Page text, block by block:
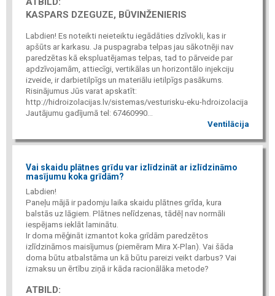
KASPARS DZEGUZE, BŪVINŽENIERIS
Labdien! Es noteikti neieteiktu iegādāties dzīvokli, kas ir
apšūts ar karkasu. Ja puspagraba telpas jau sākotnēji nav
paredzētas kā ekspluatējamas telpas, tad to pārveide par
apdzīvojamām, attiecīgi, vertikālas un horizontālo injekciju
izveide, ir darbietilpīgs un materiālu ietilpīgs pasākums.
Risinājumus Jūs varat apskatīt:
http://hidroizolacijas.lv/sistemas/vesturisku-eku-hdroizolacija
Jautājumu gadījumā tel: 67460990...
Ventilācija
Vai skaidu plātnes grīdu var izlīdzināt ar izlīdzināmo
masījumu koka grīdām?
Labdien!
Paneļu mājā ir padomju laika skaidu plātnes grīda, kura
balstās uz lāgiem. Plātnes nelīdzenas, tādēļ nav normāli
iespējams ieklāt laminātu.
Ir doma mēģināt izmantot koka grīdām paredzētos
izlīdzināmos maisījumus (piemēram Mira X-Plan). Vai šāda
doma būtu atbalstāma un kā būtu pareizi veikt darbus? Vai
izmaksu un ērtību ziņā ir kāda racionālāka metode?
ATBILD: